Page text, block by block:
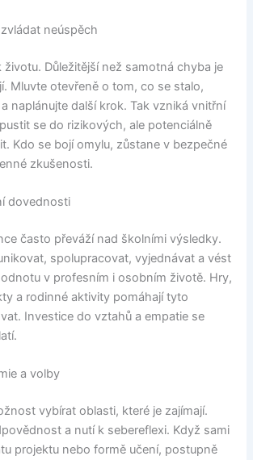
neúspěch
životu. Důležitější než samotná chyba je
Mluvte otevřeně o tom, co se stalo,
naplánujte další krok. Tak vzniká vnitřní
se do rizikových, ale potenciálně
Kdo se bojí omylu, zůstane v bezpečné
zkušenosti.
dovednosti
často převáží nad školními výsledky.
spolupracovat, vyjednávat a vést
v profesním i osobním životě. Hry,
a rodinné aktivity pomáhají tyto
Investice do vztahů a empatie se
a volby
vybírat oblasti, které je zajímají.
a nutí k sebereflexi. Když sami
projektu nebo formě učení, postupně